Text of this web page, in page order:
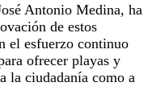
Antonio Medina, ha
de estos
el esfuerzo continuo
ofrecer playas y
la ciudadanía como a